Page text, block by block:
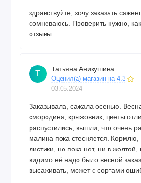
здравствуйте, хочу заказать
сомневаюсь. Проверить нужно,
отзывы
Т
Татьяна Аникушина
Оценил(а) магазин на 4.3
03.05.2024
Заказывала, сажала осенью.
смородина, крыжовник, цветы
распустились, вышли, что очень
малина пока стесняется. Кормлю,
листики, но пока нет, ни в желтой,
видимо её надо было весной
высаживать, может с сортами